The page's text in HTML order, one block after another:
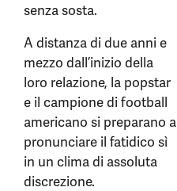
senza sosta.
A distanza di due anni e
mezzo dall’inizio della
loro relazione, la popstar
e il campione di football
americano si preparano a
pronunciare il fatidico sì
in un clima di assoluta
discrezione.